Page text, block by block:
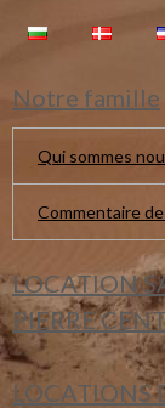
Notre famille
Qui sommes
Commentaire
LOCATION
PIERRE
LOCATIONS